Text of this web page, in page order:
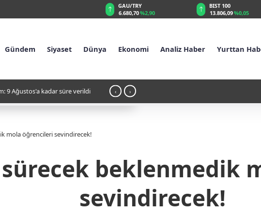
GAU/TRY
6.680,70%2,90
BIST 100
13.806,09%0,05
Gündem Siyaset Dünya Ekonomi Analiz Haber Yurttan
tehlike çanı: Sular çekiliyor ‹ ›
mola öğrencileri sevindirecek!
beklenmedik
sevindirecek!